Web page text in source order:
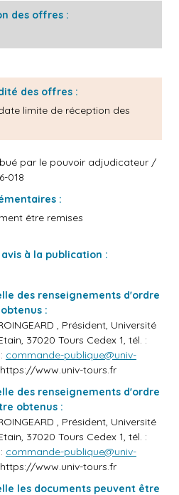
des offres :
des offres :
limite de réception des
par le pouvoir adjudicateur /
018
:
être remises
à la publication :
des renseignements d'ordre
:
, Président, Université
37020 Tours Cedex 1, tél. :
commande-publique@univ-
https://www.univ-tours.fr
des renseignements d'ordre
obtenus :
, Président, Université
37020 Tours Cedex 1, tél. :
commande-publique@univ-
https://www.univ-tours.fr
les documents peuvent être